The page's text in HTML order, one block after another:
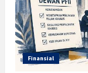
Finansial